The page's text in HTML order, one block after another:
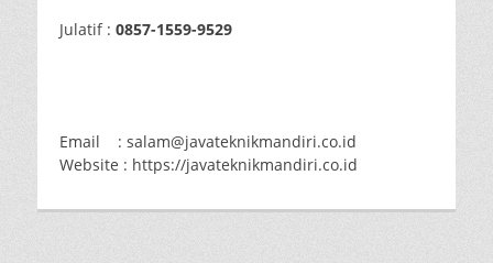
Julatif : 0857-1559-9529
Email : salam@javateknikmandiri.co.id
Website : https://javateknikmandiri.co.id